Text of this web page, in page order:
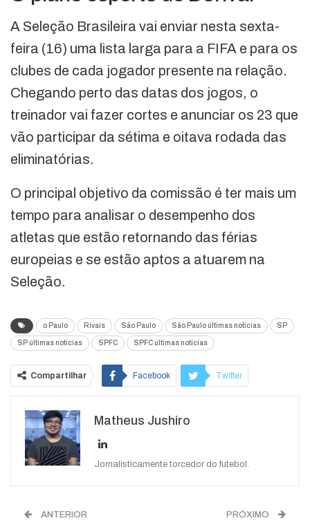
A Seleção Brasileira vai enviar nesta sexta-
feira (16) uma lista larga para a FIFA e para os
clubes de cada jogador presente na relação.
Chegando perto das datas dos jogos, o
treinador vai fazer cortes e anunciar os 23 que
vão participar da sétima e oitava rodada das
eliminatórias.
O principal objetivo da comissão é ter mais um
tempo para analisar o desempenho dos
atletas que estão retornando das férias
europeias e se estão aptos a atuarem na
Seleção.
o Paulo Rivais São Paulo São Paulo últimas notícias SP
SP últimas notícias SPFC SPFC últimas notícias
Compartilhar Facebook Twitter
WhatsApp
Matheus Jushiro
Jornalisticamente torcedor do futebol.
ANTERIOR PRÓXIMO